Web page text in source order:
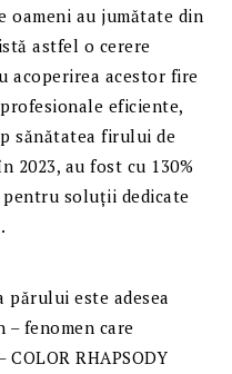
oameni au jumătate din
astfel o cerere
acoperirea acestor fire
eficiente,
sănătatea firului de
2023, au fost cu 130%
soluții dedicate
este adesea
fenomen care
RHAPSODY